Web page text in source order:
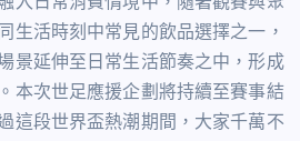
生活時刻中常見的飲品選擇之一，
景延伸至日常生活節奏之中，形成
本次世足應援企劃將持續至賽事結
這段世界盃熱潮期間，大家千萬不